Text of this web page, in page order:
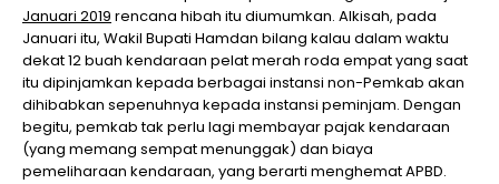
Januari 2019 rencana hibah itu diumumkan. Alkisah, pada
Januari itu, Wakil Bupati Hamdan bilang kalau dalam waktu
dekat 12 buah kendaraan pelat merah roda empat yang saat
itu dipinjamkan kepada berbagai instansi non-Pemkab akan
dihibabkan sepenuhnya kepada instansi peminjam. Dengan
begitu, pemkab tak perlu lagi membayar pajak kendaraan
(yang memang sempat menunggak) dan biaya
pemeliharaan kendaraan, yang berarti menghemat APBD.